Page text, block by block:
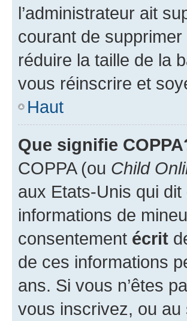
l’administrateur ait
courant de
réduire la taille de la
vous réinscrire et
Haut
Que signifie
COPPA (ou Child
aux Etats-Unis qui
informations de
consentement écrit
de ces informations
ans. Si vous n’êtes
vous inscrivez, ou